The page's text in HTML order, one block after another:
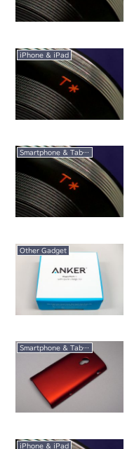
iPhone & iPad
Smartphone & Tablet
Other Gadget
Smartphone & Tablet
iPhone & iPad